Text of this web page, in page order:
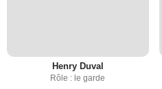
Henry Duval
Rôle : le garde